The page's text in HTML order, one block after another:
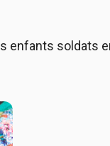
enfants soldats